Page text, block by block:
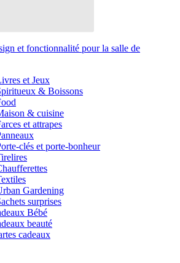
et fonctionnalité pour la salle de
et Jeux
& Boissons
& cuisine
et attrapes
clés et porte-bonheur
Gardening
surprises
Bébé
beauté
cadeaux